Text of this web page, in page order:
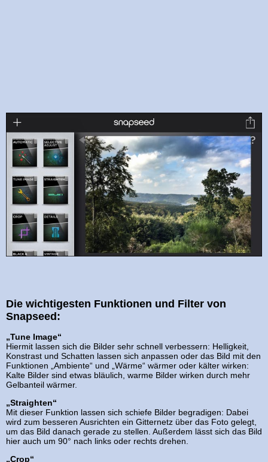
Die wichtigesten Funktionen und Filter von
Snapseed:
„Tune Image“
Hiermit lassen sich die Bilder sehr schnell verbessern: Helligkeit,
Konstrast und Schatten lassen sich anpassen oder das Bild mit den
Funktionen „Ambiente“ und „Wärme“ wärmer oder kälter wirken:
Kalte Bilder sind etwas bläulich, warme Bilder wirken durch mehr
Gelbanteil wärmer.
„Straighten“
Mit dieser Funktion lassen sich schiefe Bilder begradigen: Dabei
wird zum besseren Ausrichten ein Gitternetz über das Foto gelegt,
um das Bild danach gerade zu stellen. Außerdem lässt sich das Bild
hier auch um 90° nach links oder rechts drehen.
„Crop“